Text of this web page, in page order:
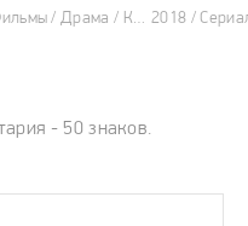
2018 / Фильмы / Драма / Комедия
- 50 знаков.